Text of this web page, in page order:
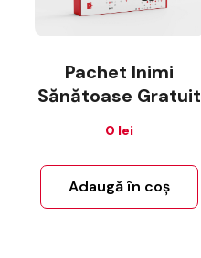
Pachet Inimi
Sănătoase Gratuit
0 lei
Adaugă în coș